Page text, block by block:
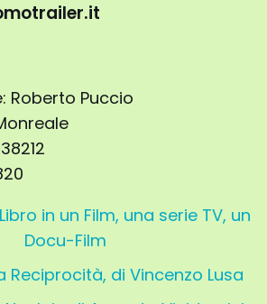
Roberto Puccio
in un Film, una serie TV, un
Docu-Film
Reciprocità, di Vincenzo Lusa